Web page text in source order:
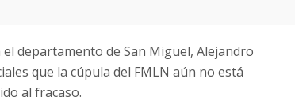
el departamento de San Miguel, Alejandro
que la cúpula del FMLN aún no está
al fracaso.